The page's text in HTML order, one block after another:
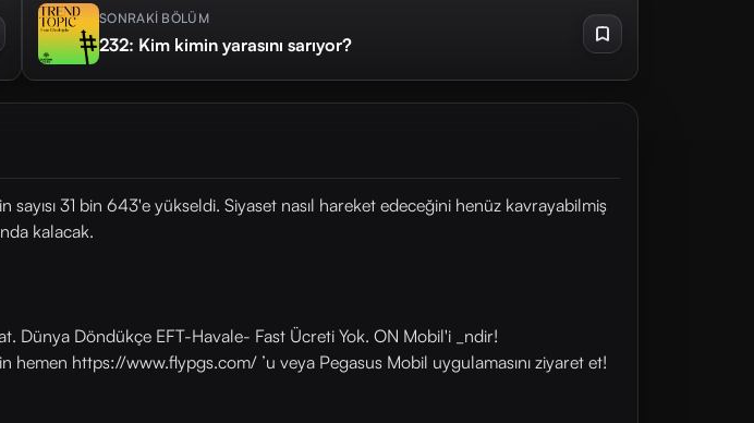
SONRAKİ BÖLÜM
232: Kim kimin yarasını sarıyor?
sayısı 31 bin 643'e yükseldi. Siyaset nasıl hareket edeceğini henüz kavrayabilmiş
kalacak.
Dünya Döndükçe EFT-Havale- Fast Ücreti Yok. ON Mobil'i _ndir!
hemen https://www.flypgs.com/ ’u veya Pegasus Mobil uygulamasını ziyaret et!